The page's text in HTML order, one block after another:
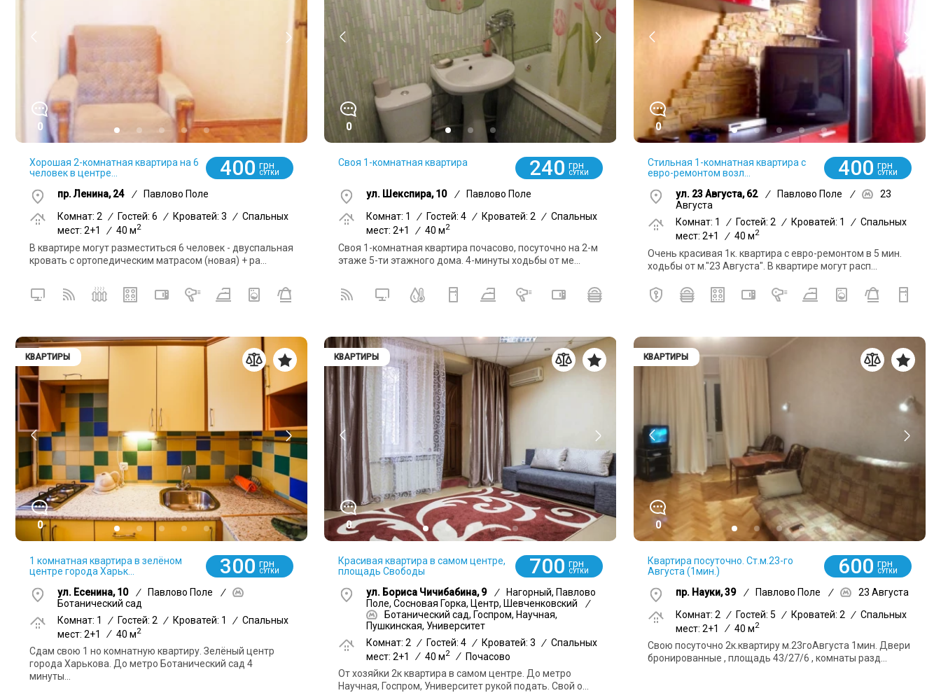
0
Хорошая 2-комнатная квартира на 6
человек в центре...
400 грн
СУТКИ
пр. Ленина, 24 /
Павлово Поле
Комнат: 2
/ Гостей: 6 / Кроватей: 3 / Спальных
мест: 2+1
/ 40 м2
В квартире могут разместиться 6 человек - двуспальная
кровать с ортопедическим матрасом (новая) + ра...
0
Своя 1-комнатная квартира 240 грн
СУТКИ
ул. Шекспира, 10 /
Павлово Поле
Комнат: 1
/ Гостей: 4 / Кроватей: 2 / Спальных
мест: 2+1
/ 40 м2
Своя 1-комнатная квартира почасово, посуточно на 2-м
этаже 5-ти этажного дома. 4-минуты ходьбы от ме...
0
Стильная 1-комнатная квартира с
евро-ремонтом возл...
400 грн
СУТКИ
ул. 23 Августа, 62 / Павлово Поле /
23
Августа
Комнат: 1
/ Гостей: 2 / Кроватей: 1 / Спальных
мест: 2+1
/ 40 м2
Очень красивая 1к. квартира с евро-ремонтом в 5 мин.
ходьбы от м."23 Августа". В квартире могут расп...
КВАРТИРЫ
0
1 комнатная квартира в зелёном
центре города Харьк...
300 грн
СУТКИ
ул. Есенина, 10 / Павлово Поле
/
Ботанический сад
Комнат: 1
/ Гостей: 2 / Кроватей: 1 / Спальных
мест: 2+1
/ 40 м2
Сдам свою 1 но комнатную квартиру. Зелёный центр
города Харькова. До метро Ботанический сад 4
минуты...
КВАРТИРЫ
0
Красивая квартира в самом центре,
площадь Свободы
700 грн
СУТКИ
ул. Бориса Чичибабина, 9 /
Нагорный, Павлово
Поле, Сосновая Горка, Центр, Шевченковский
/
Ботанический сад, Госпром, Научная,
Пушкинская, Университет
Комнат: 2
/ Гостей: 4 / Кроватей: 3 / Спальных
мест: 2+1
/ 40 м2 / Почасово
От хозяйки 2к квартира в самом центре. До метро
Научная, Госпром, Университет рукой подать. Свой о...
КВАРТИРЫ
0
Квартира посуточно. Ст.м.23-го
Августа (1мин.)
600 грн
СУТКИ
пр. Науки, 39 / Павлово Поле /
23 Августа
Комнат: 2
/ Гостей: 5 / Кроватей: 2 / Спальных
мест: 2+1
/ 40 м2
Свою посуточно 2к.квартиру м.23гоАвгуста 1мин. Двери
бронированные , площадь 43/27/6 , комнаты разд...